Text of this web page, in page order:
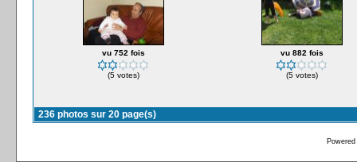
vu 752 fois
(5 votes)
vu 882 fois
(5 votes)
236 photos sur 20 page(s)